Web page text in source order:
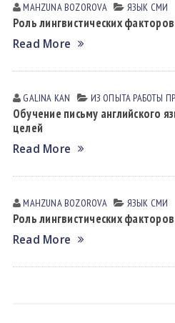
MAHZUNA BOZOROVА ЯЗЫК СМИ
Роль лингвистических
Read More
GALINA KАN ИЗ ОПЫТА РАБОТЫ
Обучение письму английского
целей
Read More
MAHZUNA BOZOROVА ЯЗЫК СМИ
Роль лингвистических
Read More